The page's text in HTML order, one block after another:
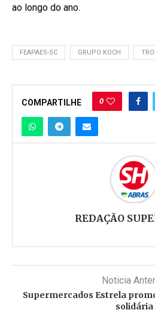
ao longo do ano.
FEAPAES-SC GRUPO KOCH
COMPARTILHE 0
REDAÇÃO
Noticia
Supermercados Estrela
solidária